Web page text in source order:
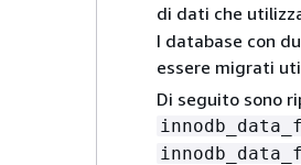
di dati che
I database con
essere migrati
Di seguito sono